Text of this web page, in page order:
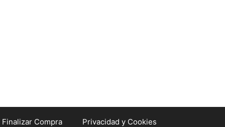
Finalizar Compra Privacidad y Cookies